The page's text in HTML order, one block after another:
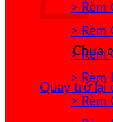
Chưa
Quay trở lại
> Rèm
> Rèm
> Rèm
> Rèm
> Rèm